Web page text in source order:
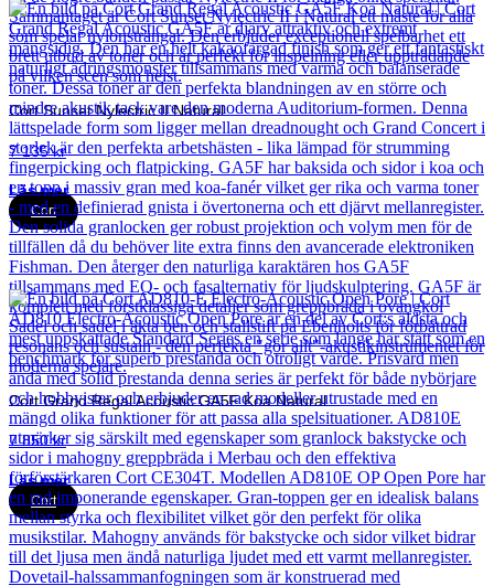
Cort Sunset Nylectric II Natural
7 135kr
Läs mer
Cort
Cort Grand Regal Acoustic GA5F Koa Natural
7 850kr
Läs mer
Cort